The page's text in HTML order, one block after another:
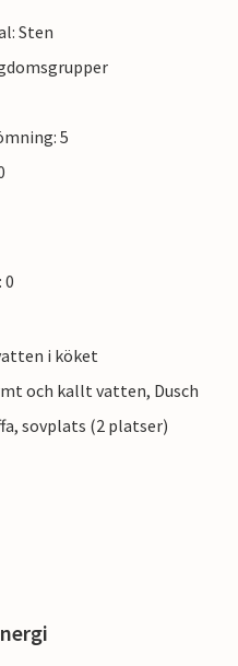
Sten
5
0
i köket
och kallt vatten, Dusch
sovplats (2 platser)